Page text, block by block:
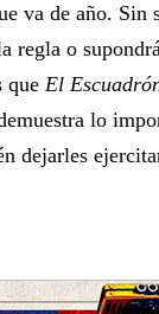
va de año. Sin
regla o
que El
lo
dejarles